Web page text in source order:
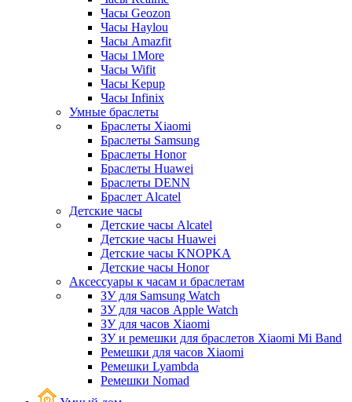
Часы Geozon
Часы Haylou
Часы Amazfit
Часы 1More
Часы Wifit
Часы Kepup
Часы Infinix
Умные браслеты
Браслеты Xiaomi
Браслеты Samsung
Браслеты Honor
Браслеты Huawei
Браслеты DENN
Браслет Alcatel
Детские часы
Детские часы Alcatel
Детские часы Huawei
Детские часы KNOPKA
Детские часы Honor
Аксессуары к часам и браслетам
ЗУ для Samsung Watch
ЗУ для часов Apple Watch
ЗУ для часов Xiaomi
ЗУ и ремешки для браслетов Xiaomi Mi Band
Ремешки для часов Xiaomi
Ремешки Lyambda
Ремешки Nomad